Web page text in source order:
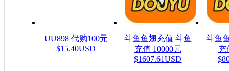
UU898 代购100元
$15.40USD
斗鱼鱼翅充值 斗鱼
充值 10000元
$1607.61USD
斗鱼
充